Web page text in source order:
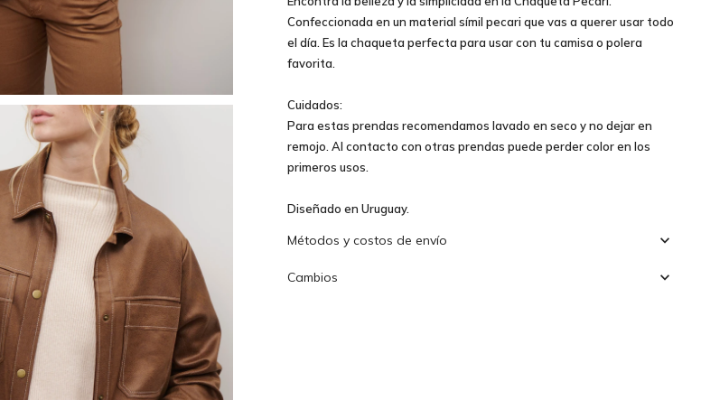
Confeccionada en un material símil pecari que vas a querer usar todo
el día. Es la chaqueta perfecta para usar con tu camisa o polera
favorita.
Cuidados:
Para estas prendas recomendamos lavado en seco y no dejar en
remojo. Al contacto con otras prendas puede perder color en los
primeros usos.
Diseñado en Uruguay.
Métodos y costos de envío
Cambios